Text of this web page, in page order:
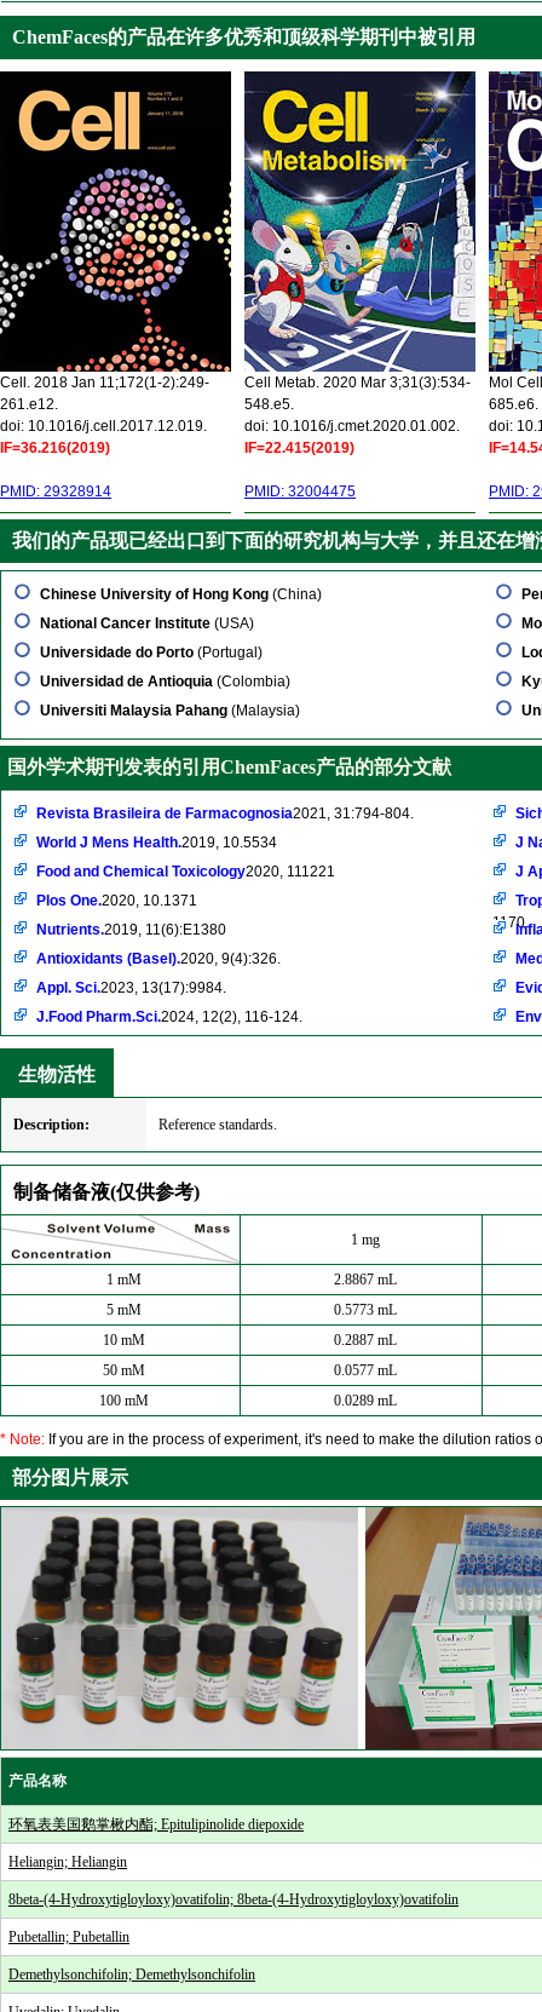
ChemFaces的产品在许多优秀和顶级科学期刊中被引用
Cell. 2018 Jan 11;172(1-2):249-
261.e12.
doi: 10.1016/j.cell.2017.12.019.
IF=36.216(2019)
PMID: 29328914
Cell Metab. 2020 Mar 3;31(3):534-
548.e5.
doi: 10.1016/j.cmet.2020.01.002.
IF=22.415(2019)
PMID: 32004475
Mol
685.e6.
doi:
PMID:
我们的产品现已经出口到下面的研究机构与大学，并且还在增
Chinese University of Hong Kong (China)
National Cancer Institute (USA)
Universidade do Porto (Portugal)
Universidad de Antioquia (Colombia)
Universiti Malaysia Pahang (Malaysia)
国外学术期刊发表的引用ChemFaces产品的部分文献
Revista Brasileira de Farmacognosia2021, 31:794-804.
World J Mens Health.2019, 10.5534
Food and Chemical Toxicology2020, 111221
Plos One.2020, 10.1371
Nutrients.2019, 11(6):E1380
Antioxidants (Basel).2020, 9(4):326.
Appl. Sci.2023, 13(17):9984.
J.Food Pharm.Sci.2024, 12(2), 116-124.
J
J
1170.
生物活性
Description: Reference standards.
制备储备液(仅供参考)
1 mg
1 mM
2.8867 mL
5 mM
0.5773 mL
10 mM
0.2887 mL
50 mM
0.0577 mL
100 mM
0.0289 mL
* Note: If you are in the process of experiment, it's need to make the dilution
部分图片展示
产品名称
环氧表美国鹅掌楸内酯; Epitulipinolide diepoxide
Heliangin; Heliangin
8beta-(4-Hydroxytigloyloxy)ovatifolin; 8beta-(4-Hydroxytigloyloxy)ovatifolin
Pubetallin; Pubetallin
Demethylsonchifolin; Demethylsonchifolin